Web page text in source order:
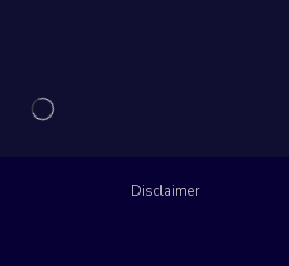
Disclaimer